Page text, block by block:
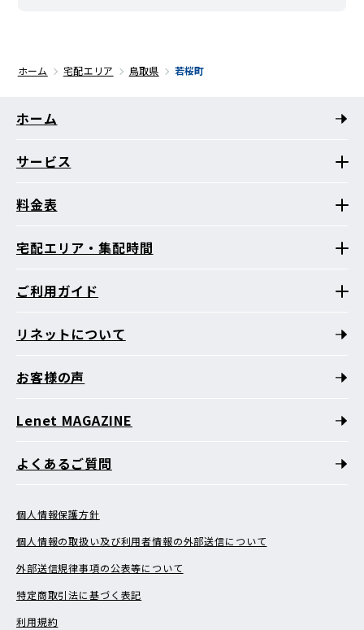
ホーム 宅配エリア 鳥取県 若桜町
ホーム
サービス
料金表
宅配エリア・集配時間
ご利用ガイド
リネットについて
お客様の声
Lenet MAGAZINE
よくあるご質問
個人情報保護方針
個人情報の取扱い及び利用者情報の外部送信について
外部送信規律事項の公表等について
特定商取引法に基づく表記
利用規約